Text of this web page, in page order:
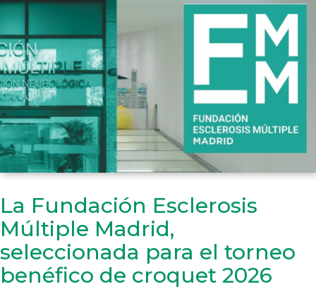
La Fundación Esclerosis
Múltiple Madrid,
seleccionada para el torneo
benéfico de croquet 2026